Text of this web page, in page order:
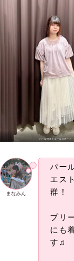
パール付きチュールスカート
まなみん
パー
エス
群！
プリ
にも
す♫